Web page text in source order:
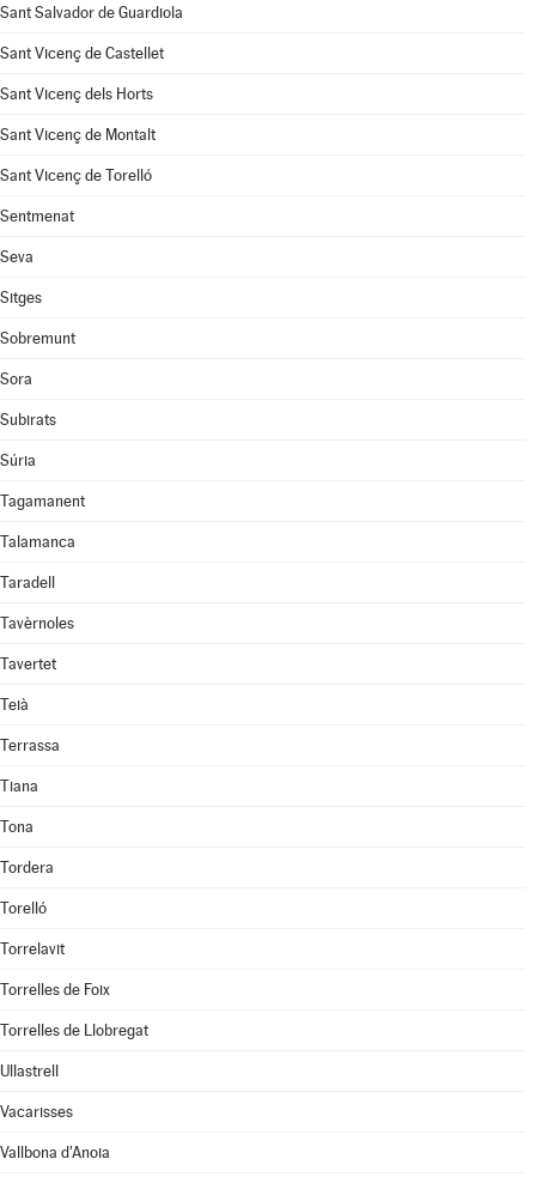
Sant Salvador de Guardiola
Sant Vicenç de Castellet
Sant Vicenç dels Horts
Sant Vicenç de Montalt
Sant Vicenç de Torelló
Sentmenat
Seva
Sitges
Sobremunt
Sora
Subirats
Súria
Tagamanent
Talamanca
Taradell
Tavèrnoles
Tavertet
Teià
Terrassa
Tiana
Tona
Tordera
Torelló
Torrelavit
Torrelles de Foix
Torrelles de Llobregat
Ullastrell
Vacarisses
Vallbona d'Anoia